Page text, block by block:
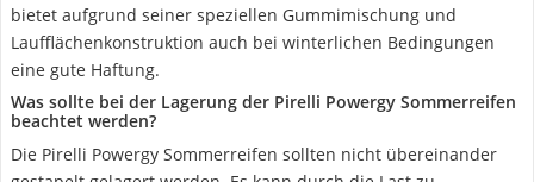
bietet aufgrund seiner speziellen Gummimischung und
Laufflächenkonstruktion auch bei winterlichen Bedingungen
eine gute Haftung.
Was sollte bei der Lagerung der Pirelli Powergy Sommerreifen
beachtet werden?
Die Pirelli Powergy Sommerreifen sollten nicht übereinander